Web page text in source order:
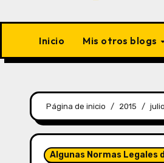
Inicio Mis otros blogs
Página de inicio 2015 julio
Algunas Normas Legales